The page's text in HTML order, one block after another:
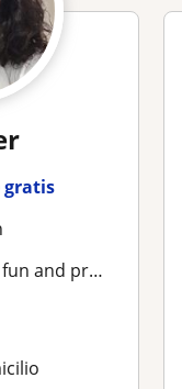
gratis
practical way!